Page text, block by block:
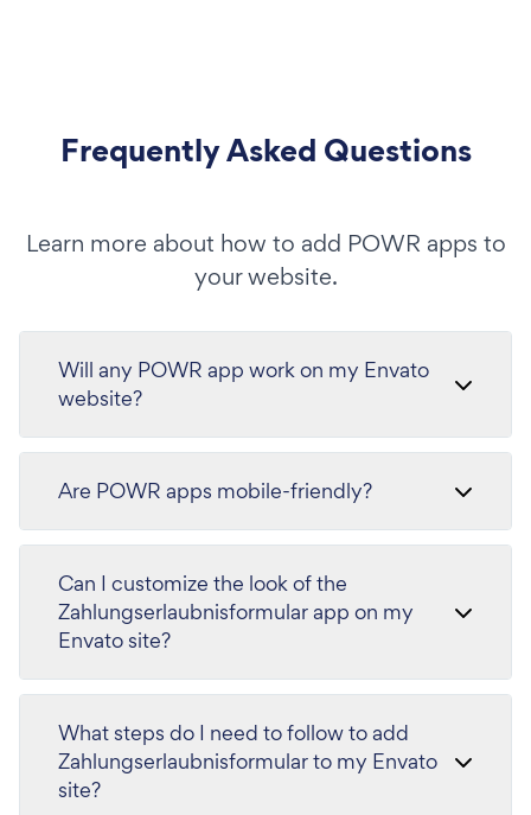
Frequently Asked Questions
Learn more about how to add POWR apps to
your website.
Will any POWR app work on my Envato
website?
Are POWR apps mobile-friendly?
Can I customize the look of the
Zahlungserlaubnisformular app on my
Envato site?
What steps do I need to follow to add
Zahlungserlaubnisformular to my Envato
site?